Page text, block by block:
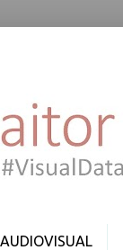
AUDIOVISUAL